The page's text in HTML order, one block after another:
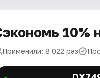
10%
Применили: 8 022 раз